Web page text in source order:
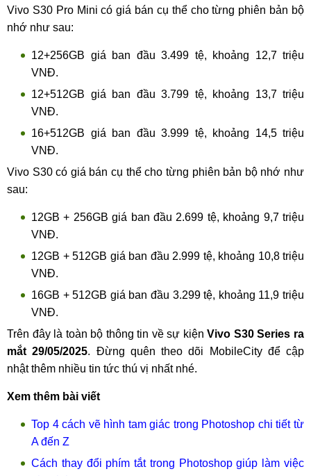
Vivo S30 Pro Mini có giá bán cụ thể cho từng phiên bản bộ
nhớ như sau:
12+256GB giá ban đầu 3.499 tệ, khoảng 12,7 triệu
VNĐ.
12+512GB giá ban đầu 3.799 tệ, khoảng 13,7 triệu
VNĐ.
16+512GB giá ban đầu 3.999 tệ, khoảng 14,5 triệu
VNĐ.
Vivo S30 có giá bán cụ thể cho từng phiên bản bộ nhớ như
sau:
12GB + 256GB giá ban đầu 2.699 tệ, khoảng 9,7 triệu
VNĐ.
12GB + 512GB giá ban đầu 2.999 tệ, khoảng 10,8 triệu
VNĐ.
16GB + 512GB giá ban đầu 3.299 tệ, khoảng 11,9 triệu
VNĐ.
Trên đây là toàn bộ thông tin về sự kiệnVivo S30 Series ra
mắt 29/05/2025. Đừng quên theo dõi MobileCity để cập
nhật thêm nhiều tin tức thú vị nhất nhé.
Xem thêm bài viết
Top 4 cách vẽ hình tam giác trong Photoshop chi tiết từ
A đến Z
Cách thay đổi phím tắt trong Photoshop giúp làm việc